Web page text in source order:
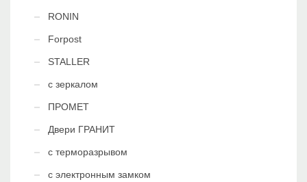
RONIN
Forpost
STALLER
с зеркалом
ПРОМЕТ
Двери ГРАНИТ
с терморазрывом
с электронным замком